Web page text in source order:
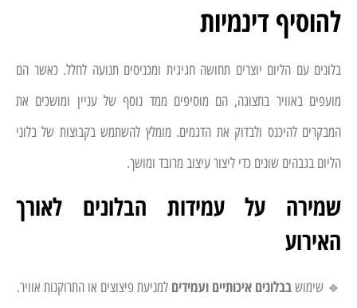
להוסיף דינמיות
בלונים עם הליום יוצרים תחושה חגיגית ומכניסים תנועה לחלל. כאשר הם
מועפים באוויר בתצוגה, הם מוסיפים ממד נוסף של עניין ומושכים את
המבקרים להיכנס ולבדוק את הדגמים. מומלץ להשתמש בקבוצות של בלוני
הליום בגבהים שונים כדי ליצור עיצוב מרובד ומושך.
שמירה על עמידות הבלונים לאורך
האירוע
🔹 שימושבבלונים איכותיים ועמידים למניעת פיצוצים או התרוקנות אוויר.